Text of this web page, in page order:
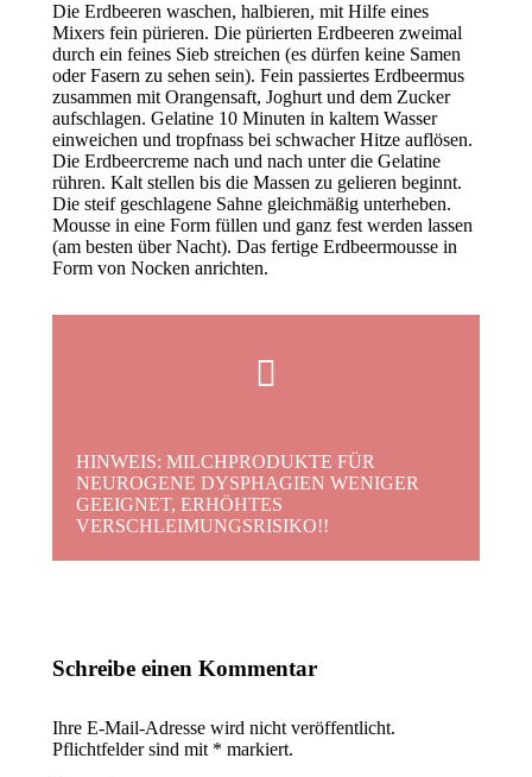
Die Erdbeeren waschen, halbieren, mit Hilfe eines
Mixers fein pürieren. Die pürierten Erdbeeren zweimal
durch ein feines Sieb streichen (es dürfen keine Samen
oder Fasern zu sehen sein). Fein passiertes Erdbeermus
zusammen mit Orangensaft, Joghurt und dem Zucker
aufschlagen. Gelatine 10 Minuten in kaltem Wasser
einweichen und tropfnass bei schwacher Hitze auflösen.
Die Erdbeercreme nach und nach unter die Gelatine
rühren. Kalt stellen bis die Massen zu gelieren beginnt.
Die steif geschlagene Sahne gleichmäßig unterheben.
Mousse in eine Form füllen und ganz fest werden lassen
(am besten über Nacht). Das fertige Erdbeermousse in
Form von Nocken anrichten.
HINWEIS: MILCHPRODUKTE FÜR
NEUROGENE DYSPHAGIEN WENIGER
GEEIGNET, ERHÖHTES
VERSCHLEIMUNGSRISIKO!!
Schreibe einen Kommentar
Ihre E-Mail-Adresse wird nicht veröffentlicht.
Pflichtfelder sind mit * markiert.